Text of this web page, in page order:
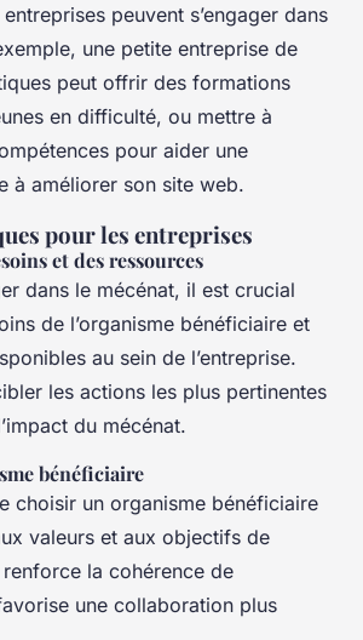
peuvent s’engager dans
une petite entreprise de
peut offrir des formations
en difficulté, ou mettre à
pour aider une
à améliorer son site web.
pour les entreprises
et des ressources
dans le mécénat, il est crucial
de l’organisme bénéficiaire et
au sein de l’entreprise.
les actions les plus pertinentes
du mécénat.
bénéficiaire
choisir un organisme bénéficiaire
valeurs et aux objectifs de
renforce la cohérence de
une collaboration plus